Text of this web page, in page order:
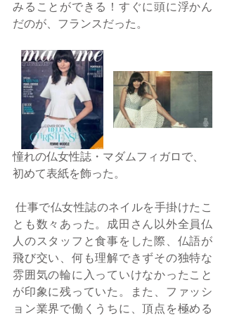
みることができる！すぐに頭に浮かん
だのが、フランスだった。
憧れの仏女性誌・マダムフィガロで、
初めて表紙を飾った。
仕事で仏女性誌のネイルを手掛けたこ
とも数々あった。成田さん以外全員仏
人のスタッフと食事をした際、仏語が
飛び交い、何も理解できずその独特な
雰囲気の輪に入っていけなかったこと
が印象に残っていた。また、ファッシ
ョン業界で働くうちに、頂点を極める